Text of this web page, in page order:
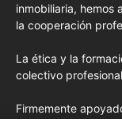
inmobiliaria, hemos
la cooperación
La ética y la
colectivo
Firmemente